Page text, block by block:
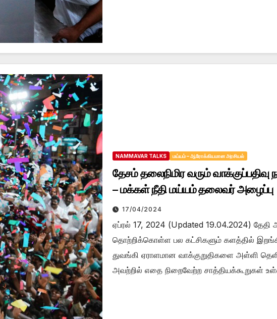
NAMMAVAR TALKS மய்யம் – ஆரோக்கியமான அரசியல்
தேசம் தலைநிமிர வரும்
– மக்கள் நீதி மய்யம் தலைவர் அழைப்பு
17/04/2024
ஏப்ரல் 17, 2024 (Updated 19.04.2024) தேதி
தொற்றிக்கொள்ள பல கட்சிகளும் களத்தில்
துவங்கி ஏராளமான வாக்குறுதிகளை அள்ளி
அவற்றில் எதை நிறைவேற்ற சாத்தியக்கூறுகள்